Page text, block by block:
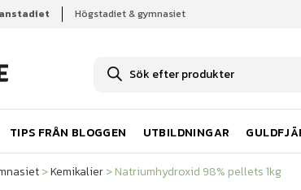
Högstadiet & gymnasiet
u
k
t
s
ö
k
TIPS FRÅN BLOGGEN UTBILDNINGAR
Kemikalier Natriumhydroxid 98% pellets 1kg
>Kemikalier>Natriumhydroxid 98% pellets 1kg